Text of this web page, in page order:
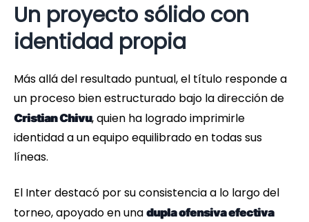
Un proyecto sólido con
identidad propia
Más allá del resultado puntual, el título responde a
un proceso bien estructurado bajo la dirección de
Cristian Chivu, quien ha logrado imprimirle
identidad a un equipo equilibrado en todas sus
líneas.
El Inter destacó por su consistencia a lo largo del
torneo, apoyado en una dupla ofensiva efectiva